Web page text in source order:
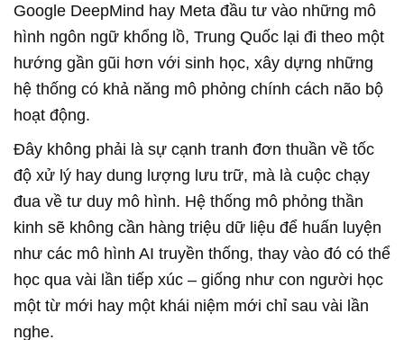
Google DeepMind hay Meta đầu tư vào những mô
hình ngôn ngữ khổng lồ, Trung Quốc lại đi theo một
hướng gần gũi hơn với sinh học, xây dựng những
hệ thống có khả năng mô phỏng chính cách não bộ
hoạt động.
Đây không phải là sự cạnh tranh đơn thuần về tốc
độ xử lý hay dung lượng lưu trữ, mà là cuộc chạy
đua về tư duy mô hình. Hệ thống mô phỏng thần
kinh sẽ không cần hàng triệu dữ liệu để huấn luyện
như các mô hình AI truyền thống, thay vào đó có thể
học qua vài lần tiếp xúc – giống như con người học
một từ mới hay một khái niệm mới chỉ sau vài lần
nghe.